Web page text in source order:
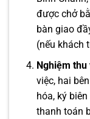
được chở
bàn giao
(nếu khách
Nghiệm
việc, hai
hóa, ký
thanh toán